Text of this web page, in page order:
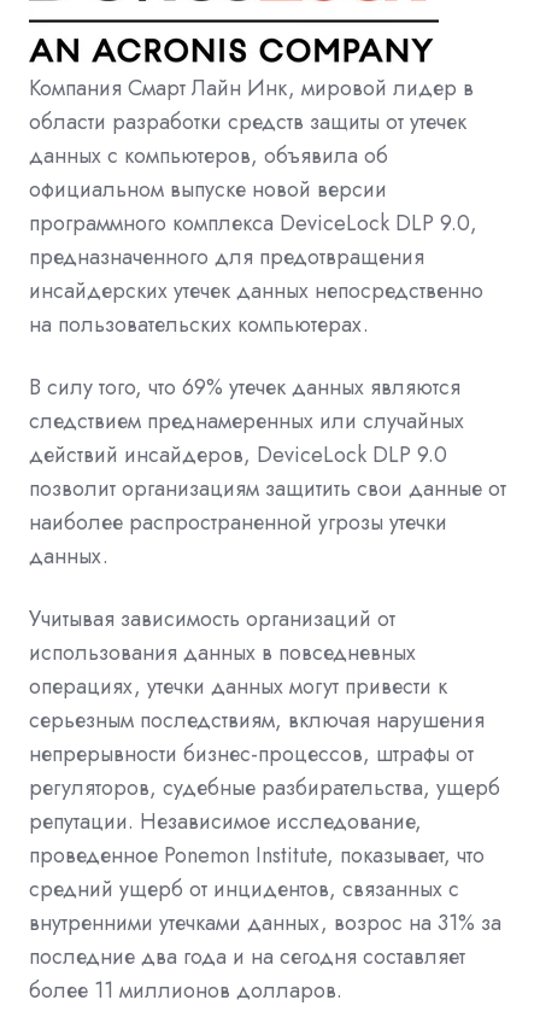
Компания Смарт Лайн Инк, мировой лидер в
области разработки средств защиты от утечек
данных с компьютеров, объявила об
официальном выпуске новой версии
программного комплекса DeviceLock DLP 9.0,
предназначенного для предотвращения
инсайдерских утечек данных непосредственно
на пользовательских компьютерах.
В силу того, что 69% утечек данных являются
следствием преднамеренных или случайных
действий инсайдеров, DeviceLock DLP 9.0
позволит организациям защитить свои данные от
наиболее распространенной угрозы утечки
данных.
Учитывая зависимость организаций от
использования данных в повседневных
операциях, утечки данных могут привести к
серьезным последствиям, включая нарушения
непрерывности бизнес-процессов, штрафы от
регуляторов, судебные разбирательства, ущерб
репутации. Независимое исследование,
проведенное Ponemon Institute, показывает, что
средний ущерб от инцидентов, связанных с
внутренними утечками данных, возрос на 31% за
последние два года и на сегодня составляет
более 11 миллионов долларов.